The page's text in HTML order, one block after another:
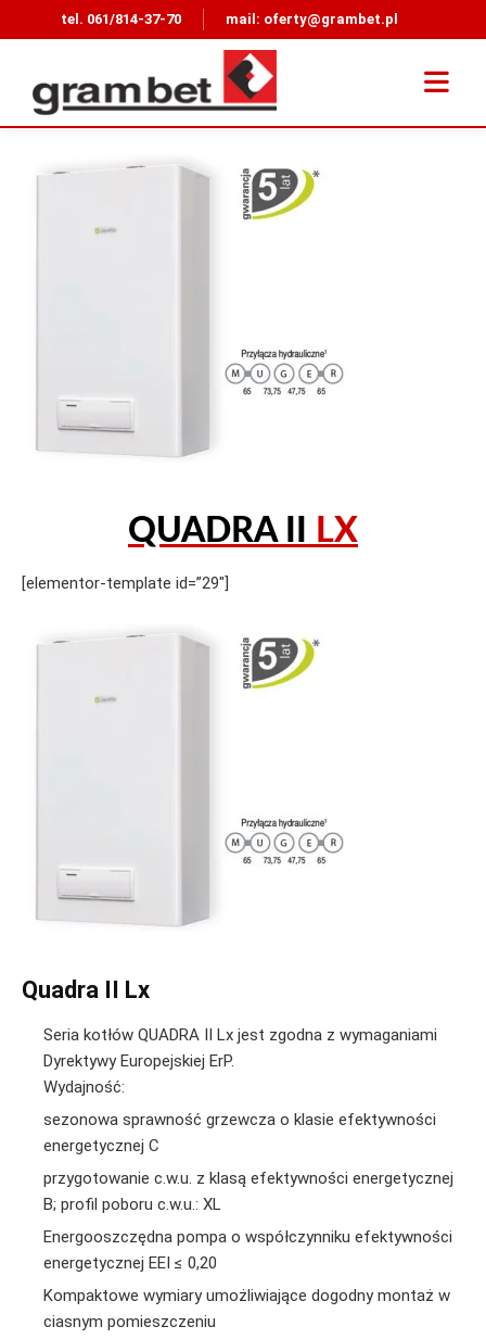
tel. 061/814-37-70 mail: oferty@grambet.pl
QUADRA II LX
[elementor-template id=”29″]
Quadra II Lx
Seria kotłów QUADRA II Lx jest zgodna z wymaganiami
Dyrektywy Europejskiej ErP.
Wydajność:
sezonowa sprawność grzewcza o klasie efektywności
energetycznej C
przygotowanie c.w.u. z klasą efektywności energetycznej
B; profil poboru c.w.u.: XL
Energooszczędna pompa o współczynniku efektywności
energetycznej EEI ≤ 0,20
Kompaktowe wymiary umożliwiające dogodny montaż w
ciasnym pomieszczeniu